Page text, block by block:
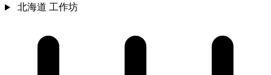
北海道 工作坊